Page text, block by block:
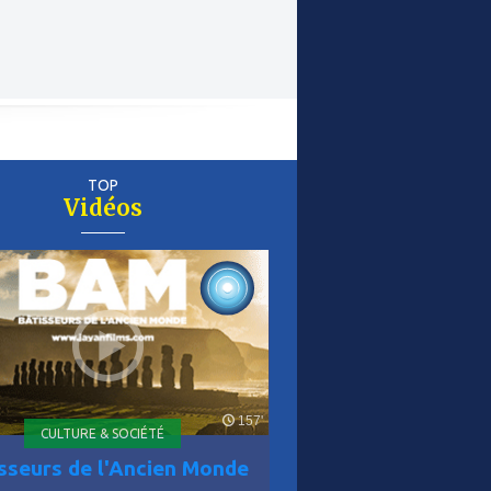
TOP
Vidéos
157'
CULTURE & SOCIÉTÉ
de l'Ancien Monde